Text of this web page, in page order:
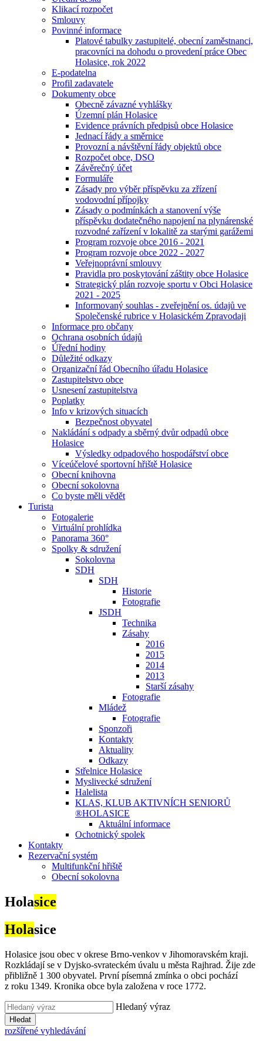
Klikací rozpočet
Smlouvy
Povinné informace
Platové tabulky zastupitelé, obecní zaměstnanci,
pracovníci na dohodu o provedení práce Obec
Holasice, rok 2022
E-podatelna
Profil zadavatele
Dokumenty obce
Obecně závazné vyhlášky
Územní plán Holasice
Evidence právních předpisů obce Holasice
Jednací řády a směrnice
Provozní a návštěvní řády objektů obce
Rozpočet obce, DSO
Závěrečný účet
Formuláře
Zásady pro výběr příspěvku za zřízení
vodovodní přípojky
Zásady o podmínkách a stanovení výše
příspěvku dodatečného napojení na plynárenské
rozvodné zařízení v lokalitě za starými garážemi
Program rozvoje obce 2016 - 2021
Program rozvoje obce 2022 - 2027
Veřejnoprávní smlouvy
Pravidla pro poskytování záštity obce Holasice
Strategický plán rozvoje sportu v Obci Holasice
2021 - 2025
Informovaný souhlas - zveřejnění os. údajů ve
Společenské rubrice v Holasickém Zpravodaji
Informace pro občany
Ochrana osobních údajů
Úřední hodiny
Důležité odkazy
Organizační řád Obecního úřadu Holasice
Zastupitelstvo obce
Usnesení zastupitelstva
Poplatky
Info v krizových situacích
Bezpečnost obyvatel
Nakládání s odpady a sběrný dvůr odpadů obce
Holasice
Výsledky odpadového hospodářství obce
Víceúčelové sportovní hřiště Holasice
Obecní knihovna
Obecní sokolovna
Co byste měli vědět
Turista
Fotogalerie
Virtuální prohlídka
Panorama 360°
Spolky & sdružení
Sokolovna
SDH
SDH
Historie
Fotografie
JSDH
Technika
Zásahy
2016
2015
2014
2013
Starší zásahy
Fotografie
Mládež
Fotografie
Sponzoři
Kontakty
Aktuality
Odkazy
Střelnice Holasice
Myslivecké sdružení
Halelista
KLAS, KLUB AKTIVNÍCH SENIORŮ
®HOLASICE
Aktuální informace
Ochotnický spolek
Kontakty
Rezervační systém
Multifunkční hřiště
Obecní sokolovna
Holasice
Holasice
Holasice jsou obec v okrese Brno-venkov v Jihomoravském kraji.
Rozkládají se v Dyjsko-svrateckém úvalu u města Rajhrad. Žije zde
přibližně 1 300 obyvatel. První písemná zmínka o obci pochází
z roku 1349. Kronika obce byla založena v roce 1772.
Hledaný výraz
Hledat
rozšířené vyhledávání